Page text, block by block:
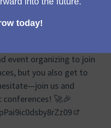
plan, and share
logistics and event
cover a wide
event organizing to join
but you also get to
us and
🚀🎉